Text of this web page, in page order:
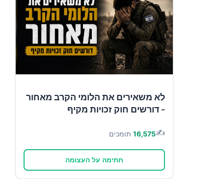
לא משאירים את הלומי הקרב מאחור
- דורשים חוק זכויות מקיף
✍️
16,575 תומכים
חתימה על העצומה